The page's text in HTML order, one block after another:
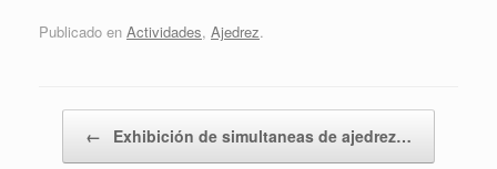
Publicado en Actividades, Ajedrez.
← Exhibición de simultaneas de ajedrez…